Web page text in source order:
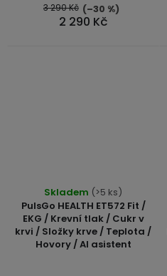
5
hvězdiček.
2 290 Kč
3 290 Kč (–30 %)
PulsGo HEALTH ET572 Fit /
EKG / Krevní tlak / Cukr v
krvi / Složky krve / Teplota /
Hovory / AI asistent
Skladem (>5 ks)